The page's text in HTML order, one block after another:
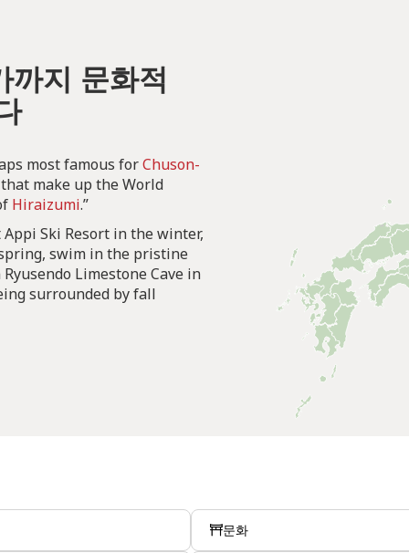
까지 문화적
most famous forChuson-
make up the World
Hiraizumi.”
Ski Resort in the winter,
swim in the pristine
Limestone Cave in
surrounded by fall
문화